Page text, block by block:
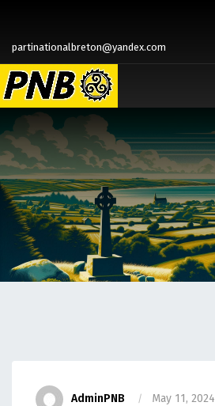
partinationalbreton@yandex.com
AdminPNB May 11, 2024